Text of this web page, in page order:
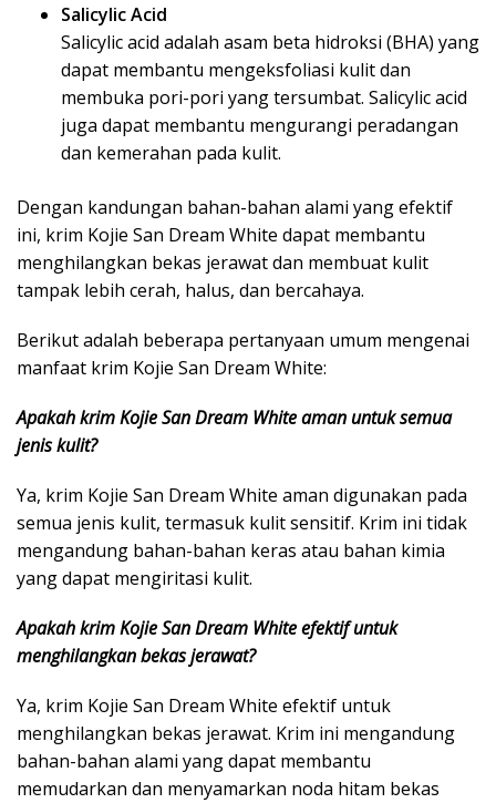
Salicylic Acid
Salicylic acid adalah asam beta hidroksi (BHA) yang
dapat membantu mengeksfoliasi kulit dan
membuka pori-pori yang tersumbat. Salicylic acid
juga dapat membantu mengurangi peradangan
dan kemerahan pada kulit.
Dengan kandungan bahan-bahan alami yang efektif
ini, krim Kojie San Dream White dapat membantu
menghilangkan bekas jerawat dan membuat kulit
tampak lebih cerah, halus, dan bercahaya.
Berikut adalah beberapa pertanyaan umum mengenai
manfaat krim Kojie San Dream White:
Apakah krim Kojie San Dream White aman untuk semua
jenis kulit?
Ya, krim Kojie San Dream White aman digunakan pada
semua jenis kulit, termasuk kulit sensitif. Krim ini tidak
mengandung bahan-bahan keras atau bahan kimia
yang dapat mengiritasi kulit.
Apakah krim Kojie San Dream White efektif untuk
menghilangkan bekas jerawat?
Ya, krim Kojie San Dream White efektif untuk
menghilangkan bekas jerawat. Krim ini mengandung
bahan-bahan alami yang dapat membantu
memudarkan dan menyamarkan noda hitam bekas